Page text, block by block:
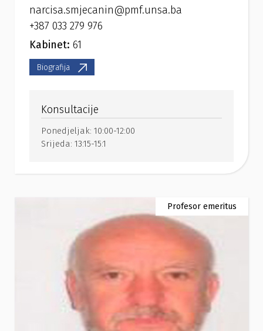
narcisa.smjecanin@pmf.unsa.ba
+387 033 279 976
Kabinet: 61
Biografija
Konsultacije
Ponedjeljak: 10:00-12:00
Srijeda: 13:15-15:1
Profesor emeritus